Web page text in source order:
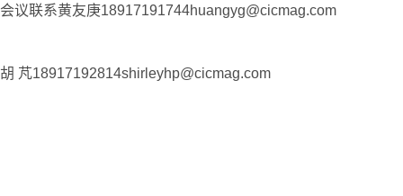
会议联系黄友庚18917191744huangyg@cicmag.com
胡 芃18917192814shirleyhp@cicmag.com